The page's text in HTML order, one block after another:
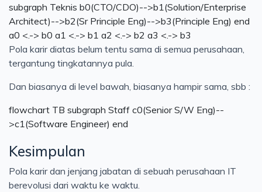
subgraph Teknis b0(CTO/CDO)-->b1(Solution/Enterprise
Architect)-->b2(Sr Principle Eng)-->b3(Principle Eng) end
a0 <.-> b0 a1 <.-> b1 a2 <.-> b2 a3 <.-> b3
Pola karir diatas belum tentu sama di semua perusahaan,
tergantung tingkatannya pula.
Dan biasanya di level bawah, biasanya hampir sama, sbb :
flowchart TB subgraph Staff c0(Senior S/W Eng)--
>c1(Software Engineer) end
Kesimpulan
Pola karir dan jenjang jabatan di sebuah perusahaan IT
berevolusi dari waktu ke waktu.